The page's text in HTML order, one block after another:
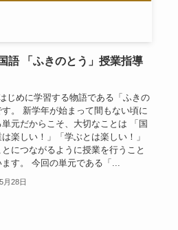
語 「ふきのとう」授業指導
じめに学習する物語である「ふきの
す。 新学年が始まって間もない頃に
元だからこそ、大切なことは 「国
楽しい！」「学ぶとは楽しい！」
とにつながるように授業を行うこと
す。 今回の単元である「...
月28日